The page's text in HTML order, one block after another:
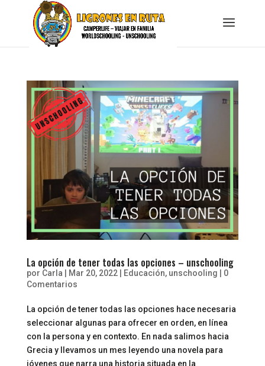
La opción de tener todas las opciones – unschooling
por Carla Mar 20, 2022| Educación, unschooling
0
Comentarios
La opción de tener todas las opciones hace necesaria
seleccionar algunas para ofrecer en orden, en línea
con la persona y en contexto. En nada salimos hacia
Grecia y llevamos un mes leyendo una novela para
jóvenes que narra una historia situada en la